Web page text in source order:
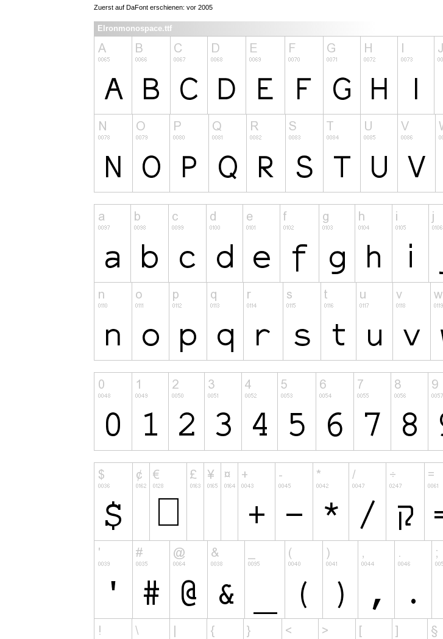
Zuerst auf DaFont erschienen: vor 2005
Elronmonospace.ttf